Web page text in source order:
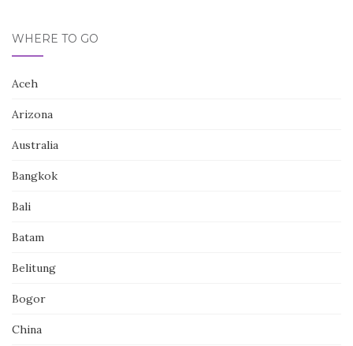
WHERE TO GO
Aceh
Arizona
Australia
Bangkok
Bali
Batam
Belitung
Bogor
China